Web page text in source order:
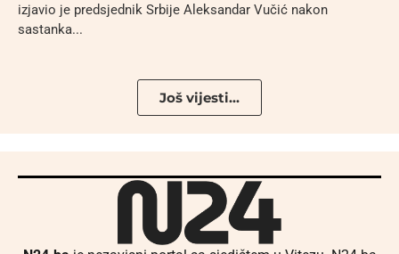
izjavio je predsjednik Srbije Aleksandar Vučić nakon
sastanka...
Još vijesti...